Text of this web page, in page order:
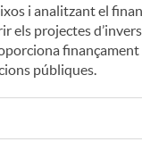
i analitzant el
els projectes
públiques.